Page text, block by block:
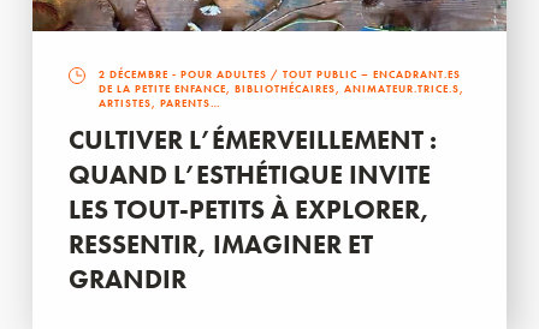
2 DÉCEMBRE - POUR ADULTES / TOUT PUBLIC – ENCADRANT.ES
DE LA PETITE ENFANCE, BIBLIOTHÉCAIRES, ANIMATEUR.TRICE.S,
ARTISTES, PARENTS…
CULTIVER L’ÉMERVEILLEMENT :
QUAND L’ESTHÉTIQUE INVITE
LES TOUT-PETITS À EXPLORER,
RESSENTIR, IMAGINER ET
GRANDIR